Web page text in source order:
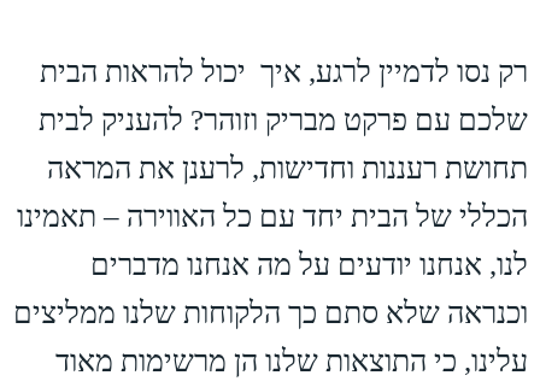
רק נסו לדמיין לרגע, איך יכול להראות הבית
שלכם עם פרקט מבריק וזוהר? להעניק לבית
תחושת רעננות וחדישות, לרענן את המראה
הכללי של הבית יחד עם כל האווירה – תאמינו
לנו, אנחנו יודעים על מה אנחנו מדברים
וכנראה שלא סתם כך הלקוחות שלנו ממליצים
עלינו, כי התוצאות שלנו הן מרשימות מאוד